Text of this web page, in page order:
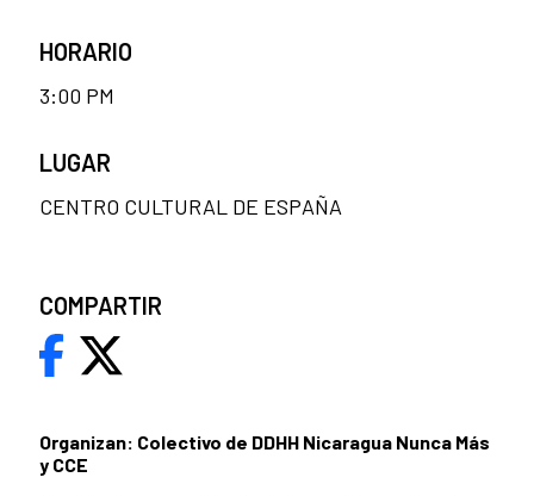
Organizan: Colectivo de DDHH Nicaragua Nunca Más
y CCE
HORARIO
3:00 PM
LUGAR
CENTRO CULTURAL DE ESPAÑA
COMPARTIR